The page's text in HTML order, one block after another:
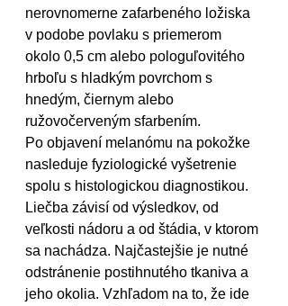
nerovnomerne zafarbeného ložiska
v podobe povlaku s priemerom
okolo 0,5 cm alebo pologuľovitého
hrboľu s hladkým povrchom s
hnedým, čiernym alebo
ružovočerveným sfarbením.
Po objavení melanómu na pokožke
nasleduje fyziologické vyšetrenie
spolu s histologickou diagnostikou.
Liečba závisí od výsledkov, od
veľkosti nádoru a od štádia, v ktorom
sa nachádza. Najčastejšie je nutné
odstránenie postihnutého tkaniva a
jeho okolia. Vzhľadom na to, že ide